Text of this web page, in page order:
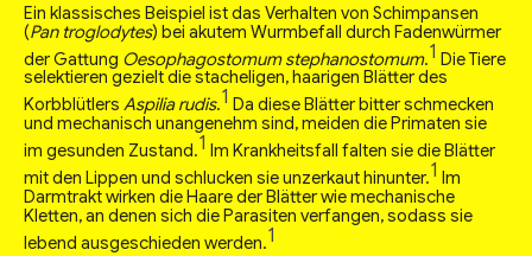
Ein klassisches Beispiel ist das Verhalten von Schimpansen
(Pan troglodytes) bei akutem Wurmbefall durch Fadenwürmer
der Gattung Oesophagostomum stephanostomum.1 Die Tiere
selektieren gezielt die stacheligen, haarigen Blätter des
Korbblütlers Aspilia rudis.1 Da diese Blätter bitter schmecken
und mechanisch unangenehm sind, meiden die Primaten sie
im gesunden Zustand.1 Im Krankheitsfall falten sie die Blätter
mit den Lippen und schlucken sie unzerkaut hinunter.1 Im
Darmtrakt wirken die Haare der Blätter wie mechanische
Kletten, an denen sich die Parasiten verfangen, sodass sie
lebend ausgeschieden werden.1